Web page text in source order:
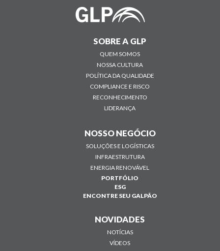
SOBRE A GLP
QUEM SOMOS
NOSSA CULTURA
POLÍTICA DA QUALIDADE
COMPLIANCE E RISCO
RECONHECIMENTO
LIDERANÇA
NOSSO NEGÓCIO
SOLUÇÕES E LOGÍSTICAS
INFRAESTRUTURA
ENERGIA RENOVÁVEL
PORTFÓLIO
ESG
ENCONTRE SEU GALPÃO
NOVIDADES
NOTÍCIAS
VÍDEOS